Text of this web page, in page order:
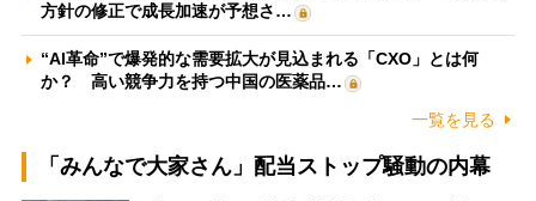
方針の修正で成長加速が予想さ…
“AI革命”で爆発的な需要拡大が見込まれる「CXO」とは何
か？ 高い競争力を持つ中国の医薬品…
一覧を見る
「みんなで大家さん」配当ストップ騒動の内幕